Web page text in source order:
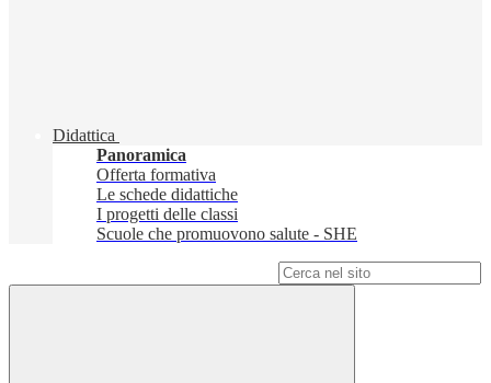
Didattica
Panoramica
Offerta formativa
Le schede didattiche
I progetti delle classi
Scuole che promuovono salute - SHE